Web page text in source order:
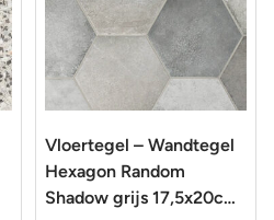
Vloertegel – Wandtegel
Hexagon Random
Shadow grijs 17,5x20cm